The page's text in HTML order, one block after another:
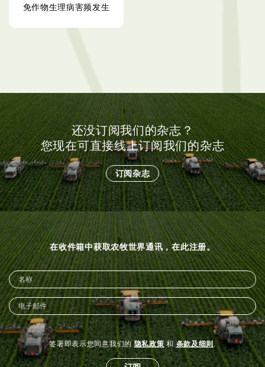
免作物生理病害频发生
还没订阅我们的杂志？
您现在可直接线上订阅我们的杂志
订阅杂志
在收件箱中获取农牧世界通讯，在此注册。
签署即表示您同意我们的隐私政策 和条款及细则 .